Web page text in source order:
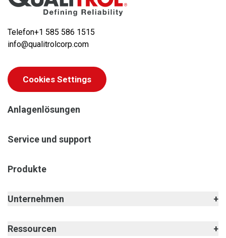
Telefon+1 585 586 1515
info@qualitrolcorp.com
Cookies Settings
Anlagenlösungen
Service und support
Produkte
Unternehmen
Ressourcen